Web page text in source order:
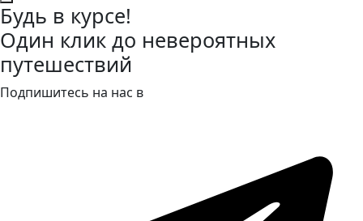
Будь в курсе!
Один клик до невероятных
путешествий
Подпишитесь на нас в